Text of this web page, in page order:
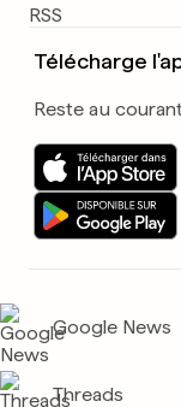
Télécharge
Reste au
Google News
Threads